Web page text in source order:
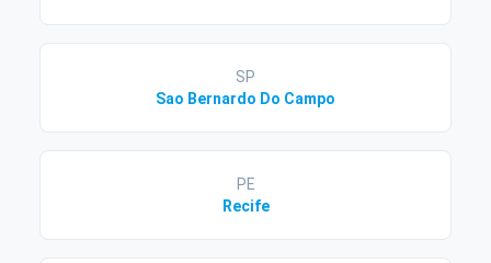
SP
Sao Bernardo Do Campo
PE
Recife